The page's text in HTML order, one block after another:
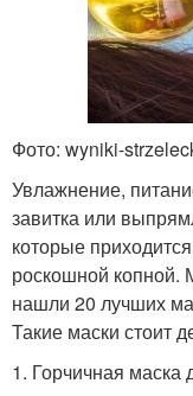
Фото: wyniki-
Увлажнение,
завитка или
которые
роскошной копной.
нашли 20 лучших
Такие маски стоит
1. Горчичная маска